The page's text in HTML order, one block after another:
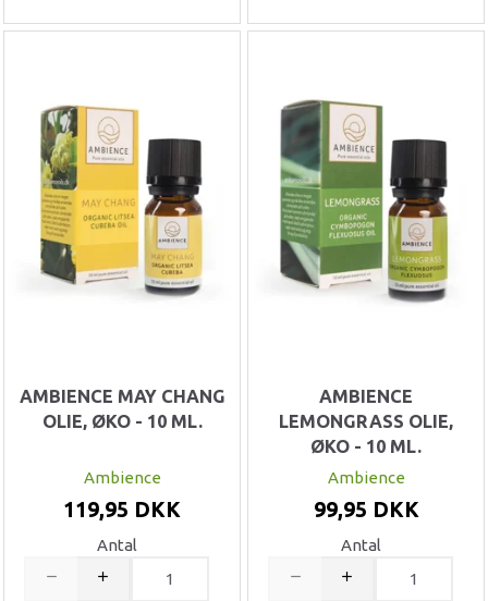
AMBIENCE MAY CHANG
OLIE, ØKO - 10 ML.
Ambience
119,95 DKK
Antal
AMBIENCE
LEMONGRASS OLIE,
ØKO - 10 ML.
Ambience
99,95 DKK
Antal